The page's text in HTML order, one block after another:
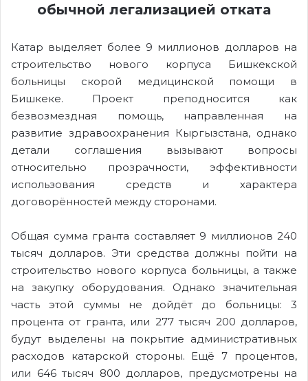
обычной легализацией отката
Катар выделяет более 9 миллионов долларов на
строительство нового корпуса Бишкеκской
больницы скорой медицинской помощи в
Бишкеке. Проект преподносится как
безвозмездная помощь, направленная на
развитие здравоохранения Кыргызстана, однако
детали соглашения вызывают вопросы
относительно прозрачности, эффективности
использования средств и характера
договорённостей между сторонами.
Общая сумма гранта составляет 9 миллионов 240
тысяч долларов. Эти средства должны пойти на
строительство нового корпуса больницы, а также
на закупку оборудования. Однако значительная
часть этой суммы не дойдёт до больницы: 3
процента от гранта, или 277 тысяч 200 долларов,
будут выделены на покрытие административных
расходов катарской стороны. Ещё 7 процентов,
или 646 тысяч 800 долларов, предусмотрены на